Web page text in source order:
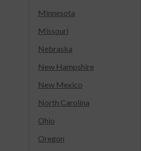
Minnesota
Missouri
Nebraska
New Hampshire
New Mexico
North Carolina
Ohio
Oregon